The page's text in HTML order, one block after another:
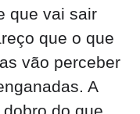
que vai sair
que o que
vão perceber
A